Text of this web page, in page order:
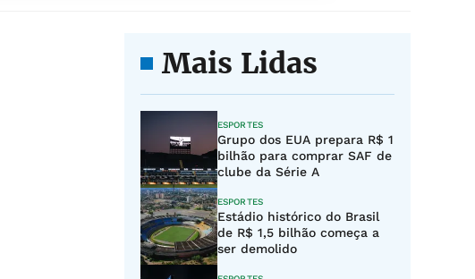
Mais Lidas
ESPORTES
Grupo dos EUA prepara R$ 1
bilhão para comprar SAF de
clube da Série A
ESPORTES
Estádio histórico do Brasil
de R$ 1,5 bilhão começa a
ser demolido